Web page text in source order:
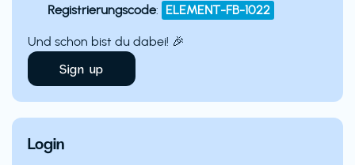
Registrierungscode: ELEMENT-FB-1022
Und schon bist du dabei! 🎉
Sign up
Login